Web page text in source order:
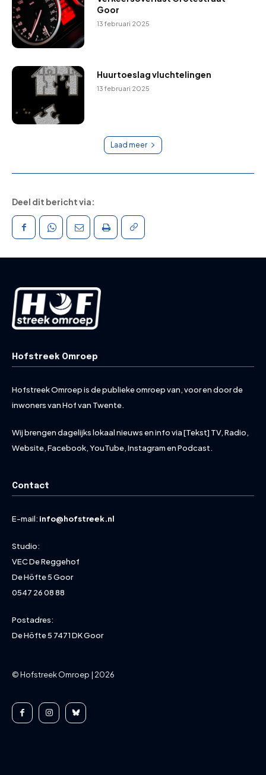
Goor
13 februari 2025
Huurtoeslag vluchtelingen
13 februari 2025
Laad meer
Deel dit bericht via:
Hofstreek Omroep
Hofstreek Omroep is de publieke omroep van, voor en door de
inwoners van Hof van Twente.
Wij brengen dagelijks lokaal nieuws en info via [Tekst] TV, Radio,
Website, Facebook, YouTube, Instagram en Podcast.
Contact
E-mail: info@hofstreek.nl
Studio:
VEC De Reggehof
De Höfte 5 Goor
0547 26 08 88
Postadres:
De Höfte 5 7471 DK Goor
© Hofstreek Omroep | 2026